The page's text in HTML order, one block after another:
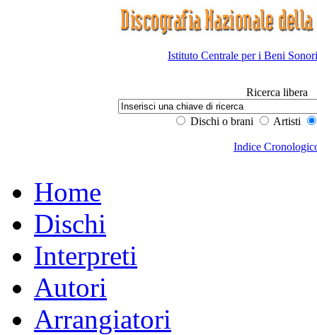
Istituto Centrale per i Beni
Ricerca libera
Dischi o brani Artisti
Indice
Home
Dischi
Interpreti
Autori
Arrangiatori